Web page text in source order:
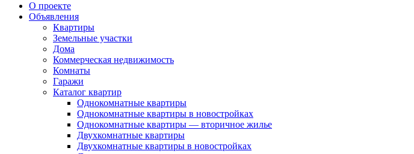
О проекте
Объявления
Квартиры
Земельные участки
Дома
Коммерческая недвижимость
Комнаты
Гаражи
Каталог квартир
Однокомнатные квартиры
Однокомнатные квартиры в новостройках
Однокомнатные квартиры — вторичное жилье
Двухкомнатные квартиры
Двухкомнатные квартиры в новостройках